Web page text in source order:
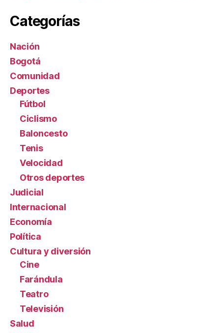
Categorías
Nación
Bogotá
Comunidad
Deportes
Fútbol
Ciclismo
Baloncesto
Tenis
Velocidad
Otros deportes
Judicial
Internacional
Economía
Política
Cultura y diversión
Cine
Farándula
Teatro
Televisión
Salud